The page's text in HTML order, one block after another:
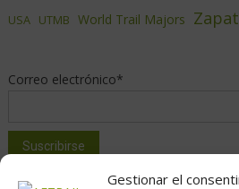
Gestionar el
USA UTMB World Trail Majors
Correo electrónico*